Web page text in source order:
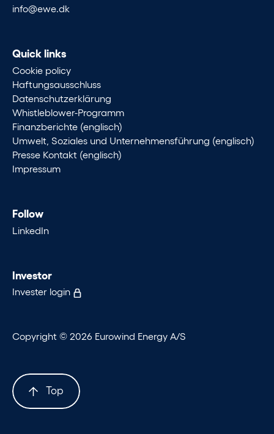
info@ewe.dk
Quick links
Cookie policy
Haftungsausschluss
Datenschutzerklärung
Whistleblower-Programm
Finanzberichte (englisch)
Umwelt, Soziales und Unternehmensführung (englisch)
Presse Kontakt (englisch)
Impressum
Follow
LinkedIn
Investor
Invester login
Copyright © 2026 Eurowind Energy A/S
Top